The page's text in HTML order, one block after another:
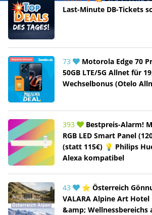
Last-Minute DB-Tickets
73
Motorola Edge 70
50GB LTE/5G Allnet für
Wechselbonus (Otelo
393
Bestpreis-Alarm!
RGB LED Smart Panel
(statt 115€) 💡 Philips
Alexa kompatibel
43
⭐ Österreich
VALARA Alpine Art
&amp; Wellnessbereichs